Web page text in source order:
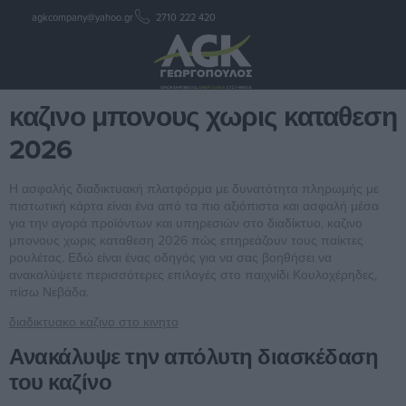
agkcompany@yahoo.gr 2710 222 420
καζινο μπονους χωρις
καταθεση 2026
καζινο μπονους χωρις καταθεση
2026
Η ασφαλής διαδικτυακή πλατφόρμα με δυνατότητα πληρωμής με
πιστωτική κάρτα είναι ένα από τα πιο αξιόπιστα και ασφαλή μέσα
για την αγορά προϊόντων και υπηρεσιών στο διαδίκτυο, καζινο
μπονους χωρις καταθεση 2026 πώς επηρεάζουν τους παίκτες
ρουλέτας. Εδώ είναι ένας οδηγός για να σας βοηθήσει να
ανακαλύψετε περισσότερες επιλογές στο παιχνίδι Κουλοχέρηδες,
πίσω Νεβάδα.
διαδικτυακο καζινο στο κινητο
Ανακάλυψε την απόλυτη διασκέδαση
του καζίνο